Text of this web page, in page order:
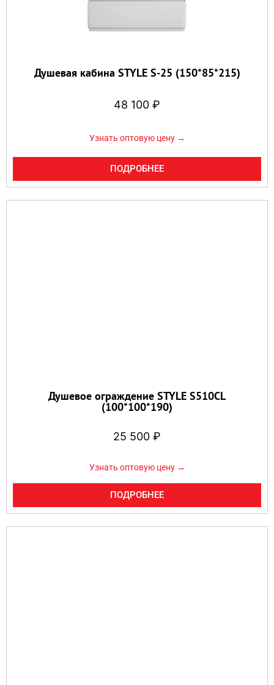
Душевая кабина STYLE S-25 (150*85*215)
48 100 ₽
Узнать оптовую цену →
ПОДРОБНЕЕ
Душевое ограждение STYLE S510CL
(100*100*190)
25 500 ₽
Узнать оптовую цену →
ПОДРОБНЕЕ